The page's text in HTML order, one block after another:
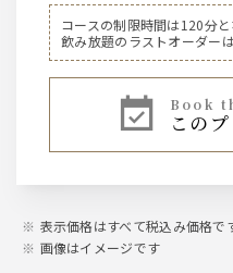
ビール
ビクトリアンアルト
黒プレミアムモルツ
ハーフ&ハーフ
赤ワイン
白ワイン
コースの制限時間は120分と
飲み放題のラストオーダー
book
この
表示価格はすべて税込み価格で
画像はイメージです